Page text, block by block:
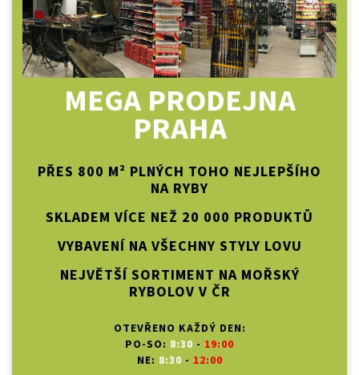
MEGA PRODEJNA
PRAHA
PŘES 800 M² PLNÝCH TOHO NEJLEPŠÍHO
NA RYBY
SKLADEM VÍCE NEŽ 20 000 PRODUKTŮ
VYBAVENÍ NA VŠECHNY STYLY LOVU
NEJVĚTŠÍ SORTIMENT NA MOŘSKÝ
RYBOLOV V ČR
OTEVŘENO KAŽDÝ DEN:
PO-SO: 8:30 - 19:00
NE: 8:30 - 12:00